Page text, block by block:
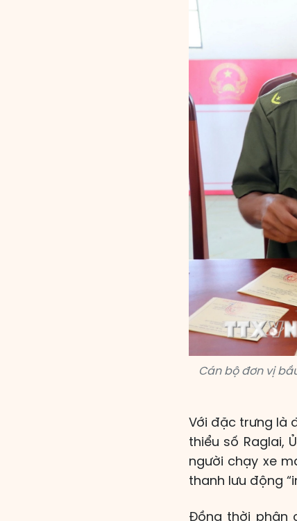
Cán bộ đơn vị
Với đặc trưng là
thiểu số Raglai,
người chạy xe
thanh lưu động
Đồng thời phân